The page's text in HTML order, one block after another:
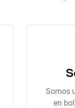
Somos
en